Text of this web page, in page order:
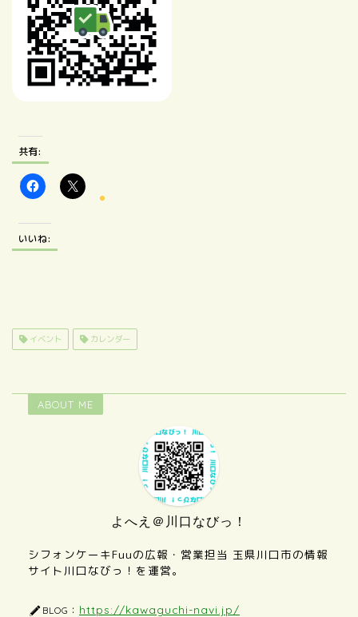
共有:
いいね:
イベント カレンダー
ABOUT ME
よへえ＠川口なびっ！
シフォンケーキFuuの広報・営業担当 玉県川口市の情報
サイト川口なびっ！を運営。
BLOG： https://kawaguchi-navi.jp/